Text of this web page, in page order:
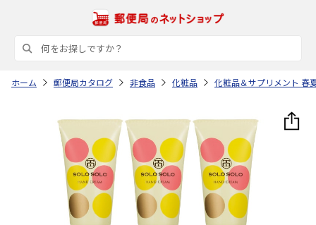
ホーム 郵便局カタログ 非食品 化粧品 化粧品＆サプリメント 春